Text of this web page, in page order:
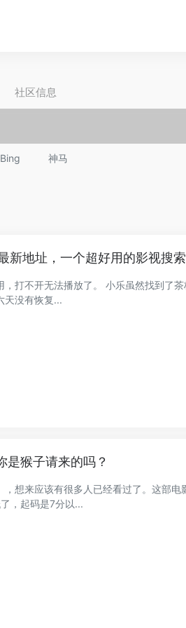
社区信息
Bing 神马
新地址，一个超好用的影视搜索
虽然找到了茶杯狐最新地址，但是都是
天没有恢复...
是猴子请来的吗？
想来应该有很多人已经看过了。这部电
，起码是7分以...